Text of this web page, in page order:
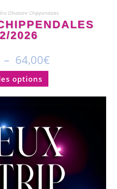
Dînatoire Chippendales
2026
– 64,00€
options